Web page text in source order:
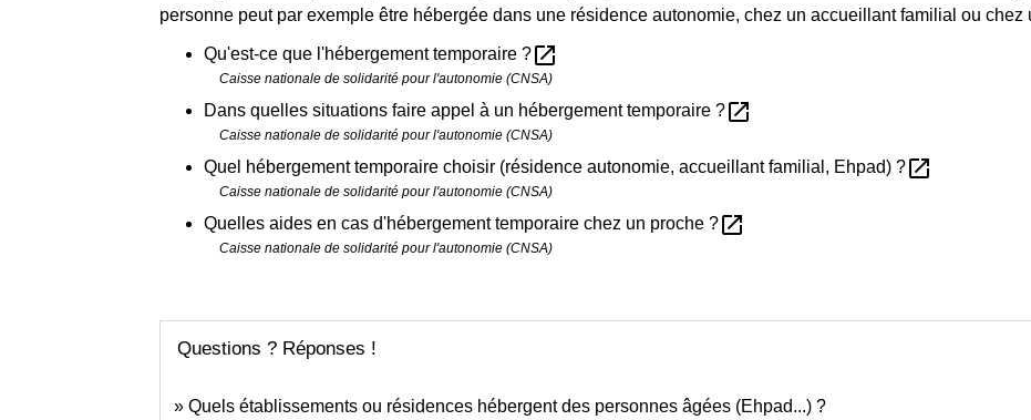
personne peut par exemple être hébergée dans une résidence autonomie, chez un accueillant familial ou chez
Qu'est-ce que l'hébergement temporaire ?open_in_new
Caisse nationale de solidarité pour l'autonomie (CNSA)
Dans quelles situations faire appel à un hébergement temporaire ?open_in_new
Caisse nationale de solidarité pour l'autonomie (CNSA)
Quel hébergement temporaire choisir (résidence autonomie, accueillant familial, Ehpad) ?open_in_new
Caisse nationale de solidarité pour l'autonomie (CNSA)
Quelles aides en cas d'hébergement temporaire chez un proche ?open_in_new
Caisse nationale de solidarité pour l'autonomie (CNSA)
Questions ? Réponses !
Quels établissements ou résidences hébergent des personnes âgées (Ehpad...) ?